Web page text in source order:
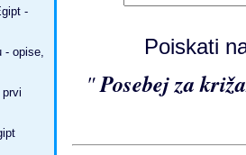
Poiskati
"Posebej za